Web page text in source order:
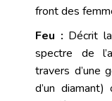
front des
Feu : Décrit
spectre de
travers d’une
d’un diamant)